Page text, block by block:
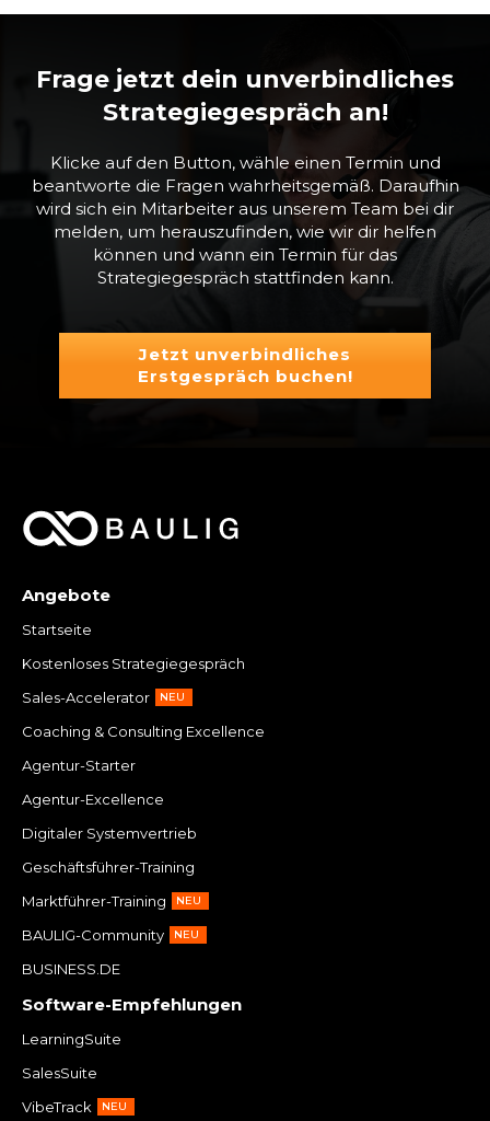
Frage jetzt dein unverbindliches
Strategiegespräch an!
Klicke auf den Button, wähle einen Termin und
beantworte die Fragen wahrheitsgemäß. Daraufhin
wird sich ein Mitarbeiter aus unserem Team bei dir
melden, um herauszufinden, wie wir dir helfen
können und wann ein Termin für das
Strategiegespräch stattfinden kann.
Jetzt unverbindliches
Erstgespräch buchen!
Angebote
Startseite
Kostenloses Strategiegespräch
Sales-Accelerator
NEU
Coaching & Consulting Excellence
Agentur-Starter
Agentur-Excellence
Digitaler Systemvertrieb
Geschäftsführer-Training
Marktführer-Training
NEU
BAULIG-Community NEU
BUSINESS.DE
Software-Empfehlungen
LearningSuite
SalesSuite
VibeTrack
NEU